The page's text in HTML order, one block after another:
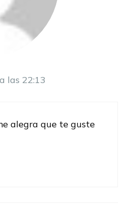
las 22:13
alegra que te guste